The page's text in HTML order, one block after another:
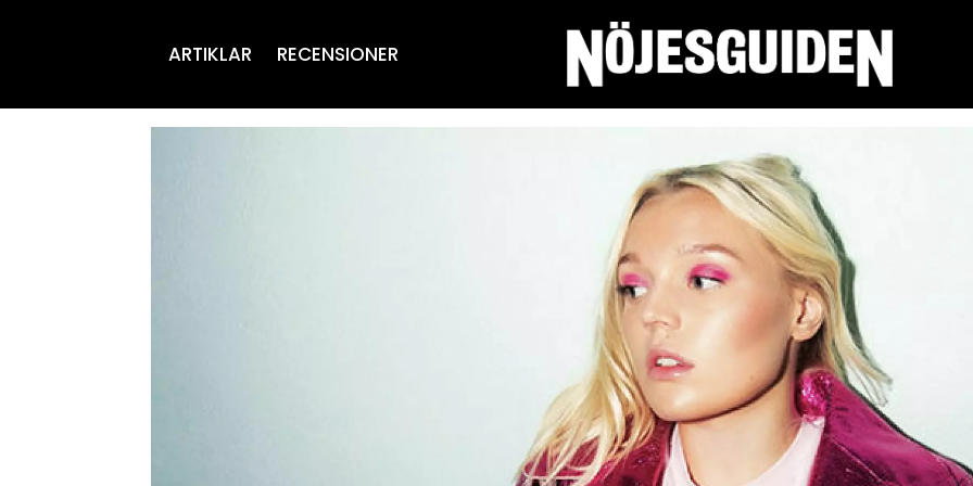
ARTIKLAR RECENSIONER